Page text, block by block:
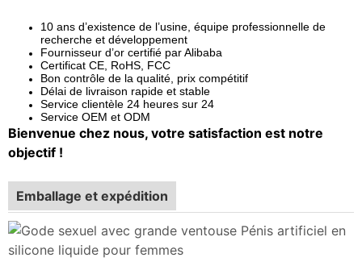
10 ans d’existence de l’usine, équipe professionnelle de
recherche et développement
Fournisseur d’or certifié par Alibaba
Certificat CE, RoHS, FCC
Bon contrôle de la qualité, prix compétitif
Délai de livraison rapide et stable
Service clientèle 24 heures sur 24
Service OEM et ODM
Bienvenue chez nous, votre satisfaction est notre
objectif !
Emballage et expédition